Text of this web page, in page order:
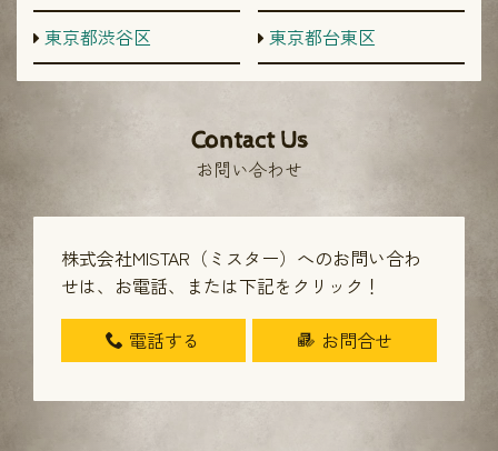
東京都渋谷区
東京都台東区
Contact Us
お問い合わせ
株式会社MISTAR（ミスター）へのお問い合わ
せは、 お電話、または下記をクリック！
電話する お問合せ